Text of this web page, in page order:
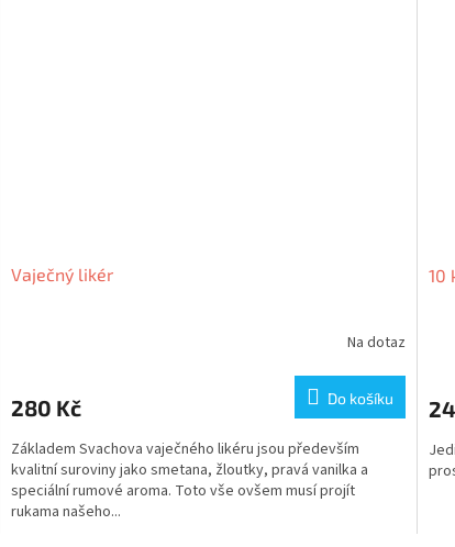
Vaječný likér
Na dotaz
280 Kč Do košíku
Základem Svachova vaječného likéru jsou především
kvalitní suroviny jako smetana, žloutky, pravá vanilka a
speciální rumové aroma. Toto vše ovšem musí projít
rukama našeho...
10